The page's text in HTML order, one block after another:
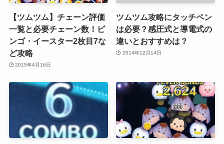
【ツムツム】チェーン評価
一覧と必要チェーン数！ビ
ンゴ・イースター2枚目7な
ど攻略
2015年4月16日
ツムツム攻略にタッチペン
は必要？感圧式と導電式の
違いとおすすめは？
2014年12月14日